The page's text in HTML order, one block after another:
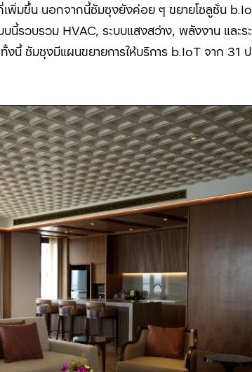
เพิ่มขึ้น นอกจากนี้ซัมซุงยังค่อย ๆ ขยายโซลูชั่น
บนี้รวบรวม HVAC, ระบบแสงสว่าง, พลังงาน และ
งนี้ ซัมซุงมีแผนขยายการให้บริการ b.IoT จาก 31